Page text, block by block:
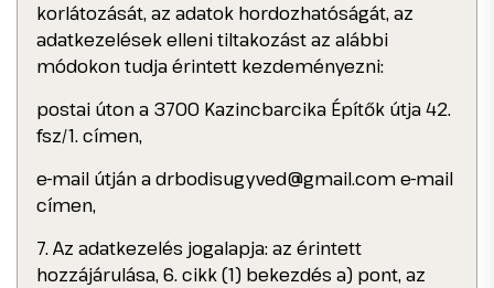
korlátozását, az adatok hordozhatóságát, az
adatkezelések elleni tiltakozást az alábbi
módokon tudja érintett kezdeményezni:
postai úton a 3700 Kazincbarcika Építők útja 42.
fsz/1. címen,
e-mail útján adrbodisugyved@gmail.come-mail
címen,
7. Az adatkezelés jogalapja: az érintett
hozzájárulása, 6. cikk (1) bekezdés a) pont, az